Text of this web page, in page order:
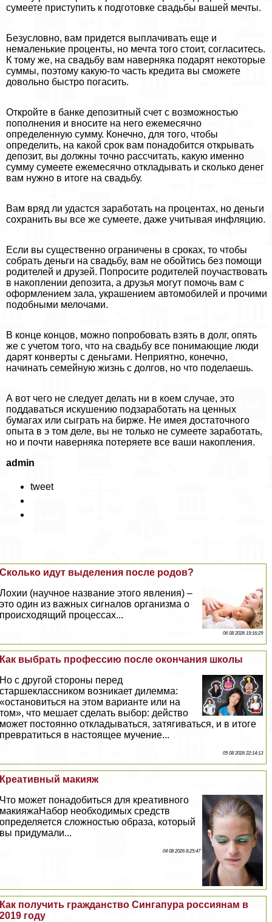
сумеете приступить к подготовке свадьбы вашей мечты.
Безусловно, вам придется выплачивать еще и
немаленькие проценты, но мечта того стоит, согласитесь.
К тому же, на свадьбу вам наверняка подарят некоторые
суммы, поэтому какую-то часть кредита вы сможете
довольно быстро погасить.
Откройте в банке депозитный счет с возможностью
пополнения и вносите на него ежемecячно
определенную сумму. Конечно, для того, чтобы
определить, на какой срок вам понадобится открывать
депозит, вы должны точно рассчитать, какую именно
сумму сумеете ежемecячно откладывать и сколько денег
вам нужно в итоге на свадьбу.
Вам вряд ли удастся заработать на процентах, но деньги
сохранить вы все же сумеете, даже учитывая инфляцию.
Если вы существенно ограничены в сроках, то чтобы
собрать деньги на свадьбу, вам не обойтись без помощи
родителей и друзей. Попросите родителей поучаствовать
в накоплении депозита, а друзья могут помочь вам с
оформлением зала, украшением автомобилей и прочими
подобными мелочами.
В конце концов, можно попробовать взять в долг, опять
же с учетом того, что на свадьбу все понимающие люди
дарят конверты с деньгами. Неприятно, конечно,
начинать семейную жизнь с долгов, но что поделаешь.
А вот чего не следует делать ни в коем случае, это
поддаваться искушению подзаработать на ценных
бумагах или сыграть на бирже. Не имея достаточного
опыта в э том деле, вы не только не сумеете заработать,
но и почти наверняка потеряете все ваши накопления.
admin
tweet
Сколько идут выделения после родов?
Лохии (научное название этого явления) –
это один из важных сигналов организма о
происходящий процессах...
06 08 2026 19:16:29
Как выбрать профессию после окончания школы
Но с другой стороны перед
старшеклассником возникает дилемма:
«остановиться на этом варианте или на
том», что мешает сделать выбор: действо
может постоянно откладываться, затягиваться, и в итоге
превратиться в настоящее мучение...
05 08 2026 22:14:13
Креативный макияж
Что может понадобиться для креативного
макияжаНабор необходимых средств
определяется сложностью образа, который
вы придумали...
04 08 2026 8:25:47
Как получить гражданство Сингапура россиянам в
2019 году